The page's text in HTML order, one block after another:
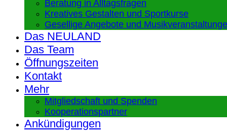
Beratung in Alltagsfragen
Kreatives Gestalten und Sportkurse
Gesellige Angebote und
Das NEULAND
Das Team
Öffnungszeiten
Kontakt
Mehr
Mitgliedschaft und Spenden
Kooperationspartner
Ankündigungen